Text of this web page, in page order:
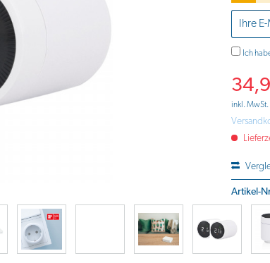
Ich
inkl. MwSt.
Artikel-